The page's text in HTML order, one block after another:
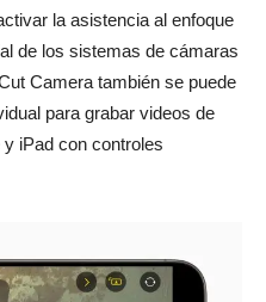
la asistencia al enfoque
de los sistemas de cámaras
Camera también se puede
para grabar videos de
iPad con controles